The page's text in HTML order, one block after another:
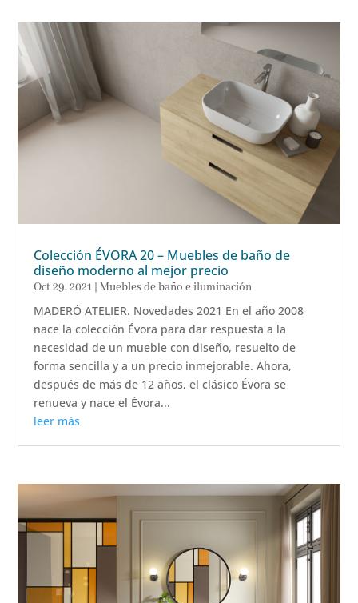
Colección ÉVORA 20 – Muebles de baño de
diseño moderno al mejor precio
Oct 29, 2021 |Muebles de baño e iluminación
MADERÓ ATELIER. Novedades 2021 En el año 2008
nace la colección Évora para dar respuesta a la
necesidad de un mueble con diseño, resuelto de
forma sencilla y a un precio inmejorable. Ahora,
después de más de 12 años, el clásico Évora se
renueva y nace el Évora...
leer más